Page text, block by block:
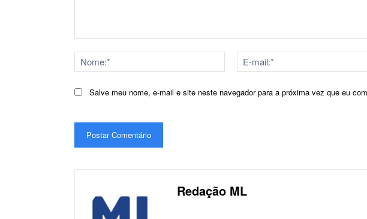
Nome:*
Salve meu nome, e-mail e site neste navegador para a próxima vez que eu
Redação ML